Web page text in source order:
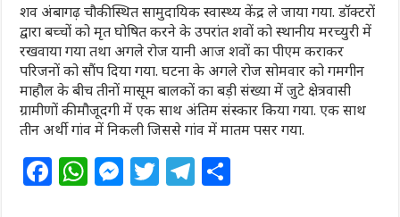
शव अंबागढ़ चौकी स्थित सामुदायिक स्वास्थ्य केंद्र ले जाया गया. डॉक्टरों
द्वारा बच्चों को मृत घोषित करने के उपरांत शवों को स्थानीय मरच्युरी में
रखवाया गया तथा अगले रोज यानी आज शवों का पीएम कराकर
परिजनों को सौंप दिया गया. घटना के अगले रोज सोमवार को गमगीन
माहौल के बीच तीनों मासूम बालकों का बड़ी संख्या में जुटे क्षेत्रवासी
ग्रामीणों की मौजूदगी में एक साथ अंतिम संस्कार किया गया. एक साथ
तीन अर्थी गांव में निकली जिससे गांव में मातम पसर गया.
F W M T T